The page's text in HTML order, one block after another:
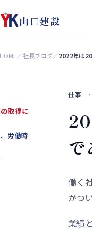
山口建設
HOME／社長ブログ／2022年は
取得に
労働時
仕事
で
働く
がつ
業績